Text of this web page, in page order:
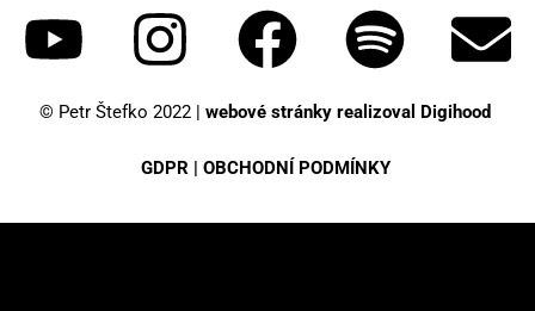
© Petr Štefko 2022 | webové stránky realizoval Digihood
GDPR| OBCHODNÍ PODMÍNKY